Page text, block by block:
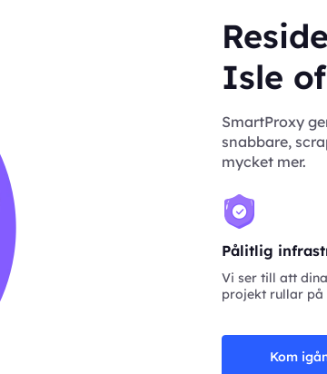
Isle
SmartProxy
snabbare,
mycket mer.
Pålitlig
Vi ser till att
projekt rullar på
Kom